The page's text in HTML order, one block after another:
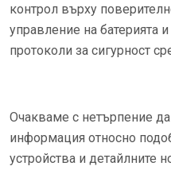
контрол върху
управление на батерията
протоколи за сигурност
Очакваме с нетърпение
информация относно
устройства и детайлните